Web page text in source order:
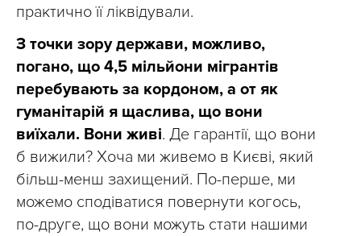
практично її ліквідували.
З точки зору держави, можливо,
погано, що 4,5 мільйони мігрантів
перебувають за кордоном, а от як
гуманітарій я щаслива, що вони
виїхали. Вони живі. Де гарантії, що вони
б вижили? Хоча ми живемо в Києві, який
більш-менш захищений. По-перше, ми
можемо сподіватися повернути когось,
по-друге, що вони можуть стати нашими